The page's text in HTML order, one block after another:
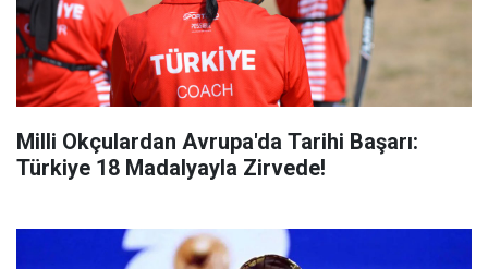
Milli Okçulardan Avrupa'da Tarihi Başarı:
Türkiye 18 Madalyayla Zirvede!